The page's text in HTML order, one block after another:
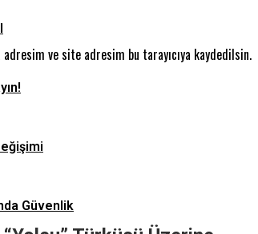
Güvenlik
ve site adresim bu tarayıcıya kaydedilsin.